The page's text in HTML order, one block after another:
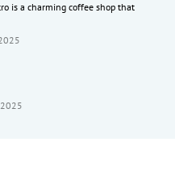
is a charming coffee shop that